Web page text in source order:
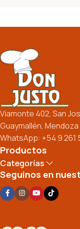
Viamonte 402, San
Guaymallén, Mendoza
WhatsApp: +54 9 261
Productos
Categorías
Seguinos en